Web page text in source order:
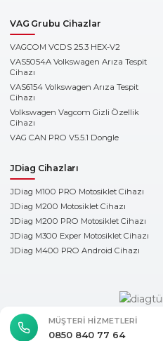
VAG Grubu Cihazlar
VAGCOM VCDS 25.3 HEX-V2
VAS5054A Volkswagen Arıza Tespit
Cihazı
VAS6154 Volkswagen Arıza Tespit
Cihazı
Volkswagen Vagcom Gizli Özellik
Cihazı
VAG CAN PRO V5.5.1 Dongle
JDiag Cihazları
JDiag M100 PRO Motosiklet Cihazı
JDiag M200 Motosiklet Cihazı
JDiag M200 PRO Motosiklet Cihazı
JDiag M300 Exper Motosiklet Cihazı
JDiag M400 PRO Android Cihazı
MÜŞTERI HIZMETLERI
0850 840 77 64